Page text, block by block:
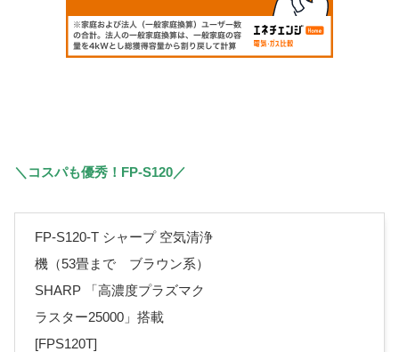
＼コスパも優秀！FP-S120／
FP-S120-T シャープ 空気清浄
機（53畳まで ブラウン系）
SHARP 「高濃度プラズマク
ラスター25000」搭載
[FPS120T]